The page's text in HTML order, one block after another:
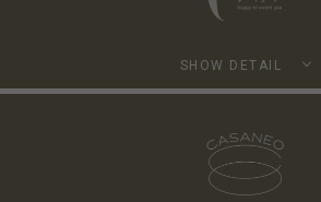
SHOW DETAIL